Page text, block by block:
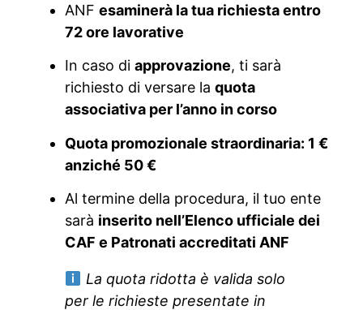
ANF esaminerà la tua richiesta entro
72 ore lavorative
In caso di approvazione, ti sarà
richiesto di versare la quota
associativa per l’anno in corso
Quota promozionale straordinaria: 1 €
anziché 50 €
Al termine della procedura, il tuo ente
sarà inserito nell’Elenco ufficiale dei
CAF e Patronati accreditati ANF
La quota ridotta è valida solo
per le richieste presentate in